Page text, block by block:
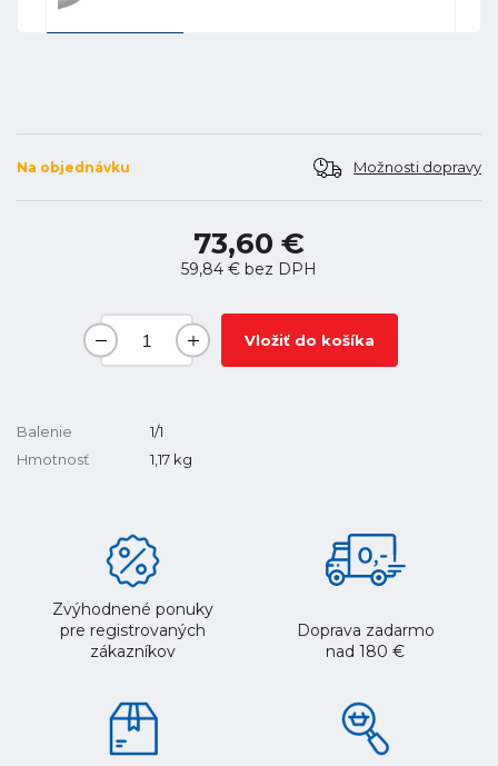
Na objednávku Možnosti dopravy
73,60 €
59,84 € bez DPH
Vložiť do košíka
Balenie
1/1
Hmotnosť
1,17 kg
Zvýhodnené ponuky
pre registrovaných
zákazníkov
Doprava zadarmo
nad 180 €